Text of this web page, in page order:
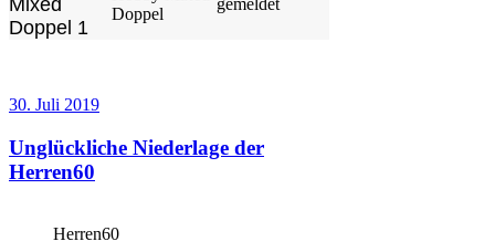
Doppel 1
Doppel
Veröffentlicht
30. Juli 2019
Unglückliche Niederlage der
Herren60
Herren60